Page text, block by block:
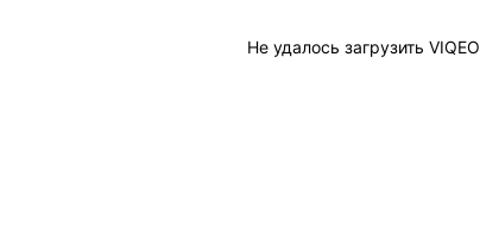
Не удалось загрузить VIQEO